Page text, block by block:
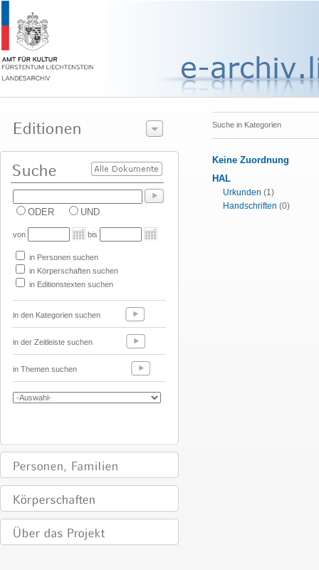
ODER UND
von bis
in Personen suchen
in Körperschaften suchen
in Editionstexten suchen
in den Kategorien suchen
in der Zeitleiste suchen
in Themen suchen
Suche in Kategorien
Keine Zuordnung
HAL
Urkunden (1)
Handschriften (0)